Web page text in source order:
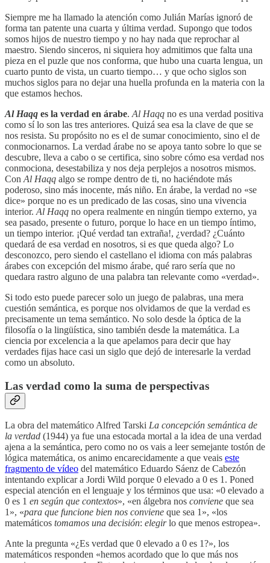
Siempre me ha llamado la atención como Julián Marías ignoró de
forma tan patente una cuarta y última verdad. Supongo que todos
somos hijos de nuestro tiempo y no hay nada que reprochar al
maestro. Siendo sinceros, ni siquiera hoy admitimos que falta una
pieza en el puzle que nos conforma, que hubo una cuarta lengua, un
cuarto punto de vista, un cuarto tiempo… y que ocho siglos son
muchos siglos para no dejar una huella profunda en la materia con la
que estamos hechos.
Al Haqq es la verdad en árabe. Al Haqq no es una verdad positiva
como sí lo son las tres anteriores. Quizá sea esa la clave de que se
nos resista. Su propósito no es el de sumar conocimiento, sino el de
conmocionarnos. La verdad árabe no se apoya tanto sobre lo que se
descubre, lleva a cabo o se certifica, sino sobre cómo esa verdad nos
conmociona, desestabiliza y nos deja perplejos a nosotros mismos.
Con Al Haqq algo se rompe dentro de ti, no haciéndote más
poderoso, sino más inocente, más niño. En árabe, la verdad no «se
dice» porque no es un predicado de las cosas, sino una vivencia
interior. Al Haqq no opera realmente en ningún tiempo externo, ya
sea pasado, presente o futuro, porque lo hace en un tiempo íntimo,
un tiempo interior. ¡Qué verdad tan extraña!, ¿verdad? ¿Cuánto
quedará de esa verdad en nosotros, si es que queda algo? Lo
desconozco, pero siendo el castellano el idioma con más palabras
árabes con excepción del mismo árabe, qué raro sería que no
quedara rastro alguno de una palabra tan relevante como «verdad».
Si todo esto puede parecer solo un juego de palabras, una mera
cuestión semántica, es porque nos olvidamos de que la verdad es
precisamente un tema semántico. No solo desde la óptica de la
filosofía o la lingüística, sino también desde la matemática. La
ciencia por excelencia a la que apelamos para decir que hay
verdades fijas hace casi un siglo que dejó de interesarle la verdad
como un absoluto.
Las verdad como la suma de perspectivas
La obra del matemático Alfred Tarski La concepción semántica de
la verdad (1944) ya fue una estocada mortal a la idea de una verdad
ajena a la semántica, pero como no os vais a leer semejante tostón de
lógica matemática, os animo encarecidamente a que veais este
fragmento de vídeo del matemático Eduardo Sáenz de Cabezón
intentando explicar a Jordi Wild porque 0 elevado a 0 es 1. Poned
especial atención en el lenguaje y los términos que usa: «0 elevado a
0 es 1 en según que contextos», «en álgebra nos conviene que sea
1», «para que funcione bien nos conviene que sea 1», «los
matemáticos tomamos una decisión: elegirlo que menos estropea».
Ante la pregunta «¿Es verdad que 0 elevado a 0 es 1?», los
matemáticos responden «hemos acordado que lo que más nos